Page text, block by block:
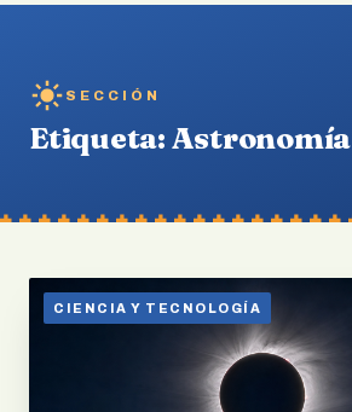
SECCIÓN
Etiqueta: Astronomía
CIENCIA Y TECNOLOGÍA